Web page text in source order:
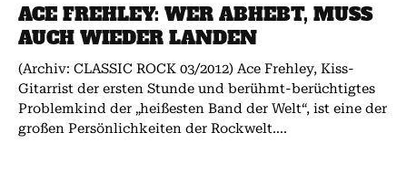
ACE FREHLEY: WER ABHEBT, MUSS
AUCH WIEDER LANDEN
(Archiv: CLASSIC ROCK 03/2012) Ace Frehley, Kiss-
Gitarrist der ersten Stunde und berühmt-berüchtigtes
Problemkind der „heißesten Band der Welt“, ist eine der
großen Persönlichkeiten der Rockwelt....